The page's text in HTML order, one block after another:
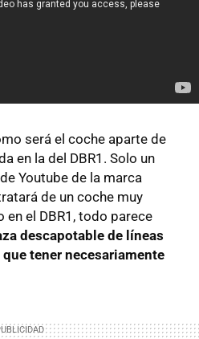
será el coche aparte de
en la del DBR1. Solo un
Youtube de la marca
de un coche muy
el DBR1, todo parece
descapotable de líneas
tener necesariamente